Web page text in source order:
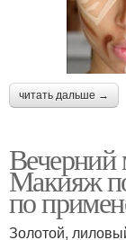
читать дальше →
Вечерний
Макияж
по
Золотой,